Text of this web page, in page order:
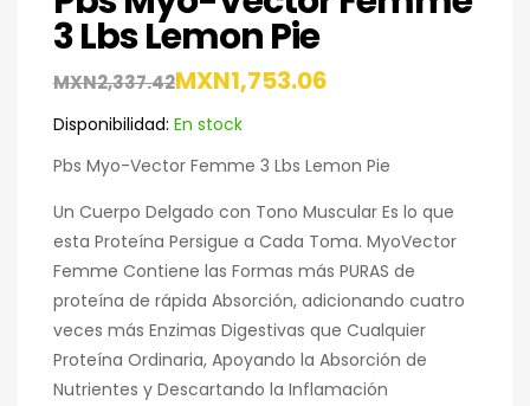
3 Lbs Lemon Pie
MXN2,337.42MXN1,753.06
Disponibilidad: En stock
Pbs Myo-Vector Femme 3 Lbs Lemon Pie
Un Cuerpo Delgado con Tono Muscular Es lo que
esta Proteína Persigue a Cada Toma. MyoVector
Femme Contiene las Formas más PURAS de
proteína de rápida Absorción, adicionando cuatro
veces más Enzimas Digestivas que Cualquier
Proteína Ordinaria, Apoyando la Absorción de
Nutrientes y Descartando la Inflamación